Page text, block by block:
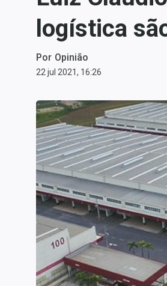
Central de Fundos
Imobiliários
Central dos IPOs
Renda Fixa
Finanças Pessoais
Mercados
Economia
Empresas
Política
Colunas
Especiais
Internacional
Tecnologia
logística
Por Opinião
22 jul 2021, 16:26